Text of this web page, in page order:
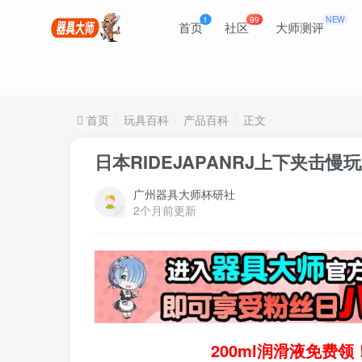
首页1 社区99 大师测评NEW
首页 玩具百科 产品百科 正文
日本RIDEJAPANRJ上下夹击慢
广州器具大师杯研社
2个月前更新
200ml润滑液免费领